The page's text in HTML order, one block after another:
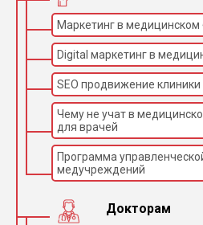
Маркетинг в медицинском
Digital маркетинг в
SEO продвижение клиники
Чему не учат в
для врачей
Программа
медучреждений
Докторам